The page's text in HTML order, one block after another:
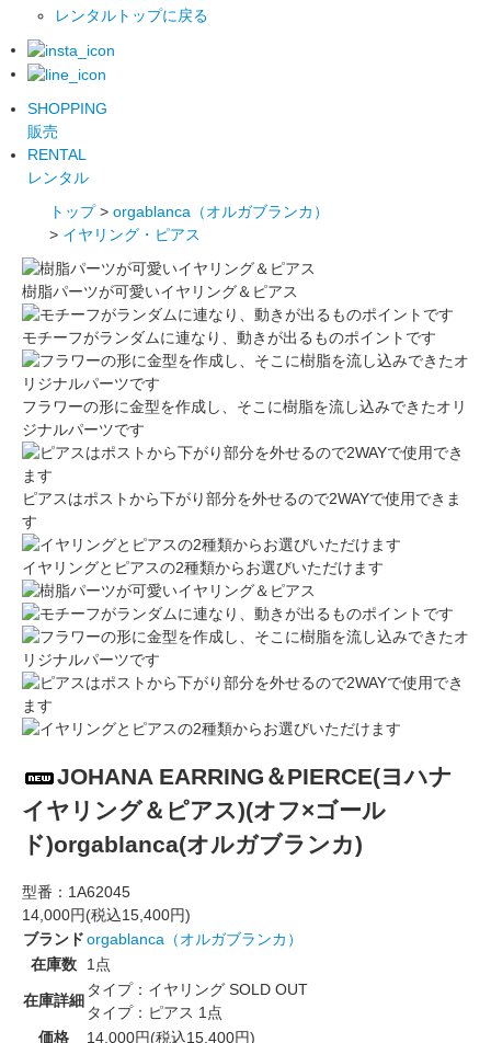
レンタルトップに戻る
SHOPPING
販売
RENTAL
レンタル
トップ > orgablanca（オルガブランカ）
> イヤリング・ピアス
樹脂パーツが可愛いイヤリング＆ピアス
モチーフがランダムに連なり、動きが出るものポイントです
フラワーの形に金型を作成し、そこに樹脂を流し込みできたオリ
ジナルパーツです
ピアスはポストから下がり部分を外せるので2WAYで使用できま
す
イヤリングとピアスの2種類からお選びいただけます
JOHANA EARRING＆PIERCE(ヨハナ
イヤリング＆ピアス)(オフ×ゴール
ド)orgablanca(オルガブランカ)
型番： 1A62045
14,000円(税込15,400円)
ブランドorgablanca（オルガブランカ）
在庫数
1点
在庫詳細
タイプ：イヤリング SOLD OUT
タイプ：ピアス 1点
価格
14,000円(税込15,400円)